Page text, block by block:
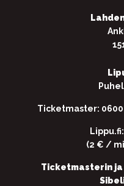
Ticketmaster:
(2 € /
Ticketmasterin